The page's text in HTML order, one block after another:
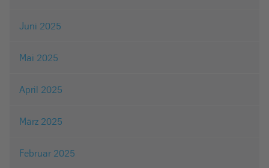
Juni 2025
Mai 2025
April 2025
März 2025
Februar 2025